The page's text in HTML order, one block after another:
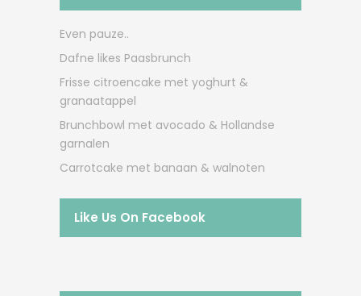
Even pauze..
Dafne likes Paasbrunch
Frisse citroencake met yoghurt &
granaatappel
Brunchbowl met avocado & Hollandse
garnalen
Carrotcake met banaan & walnoten
Like Us On Facebook